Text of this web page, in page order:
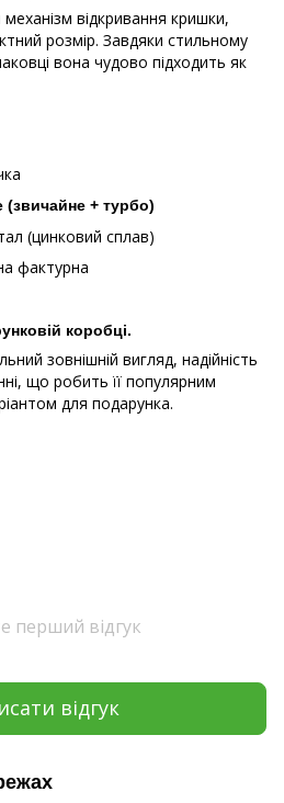
відкривання кришки,
розмір. Завдяки стильному
вона чудово підходить як
(звичайне + турбо)
(цинковий сплав)
фактурна
коробці.
зовнішній вигляд, надійність
що робить її популярним
для подарунка.
перший відгук
відгук